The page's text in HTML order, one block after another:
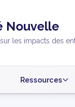
Nouvelle
les impacts des
Ressources